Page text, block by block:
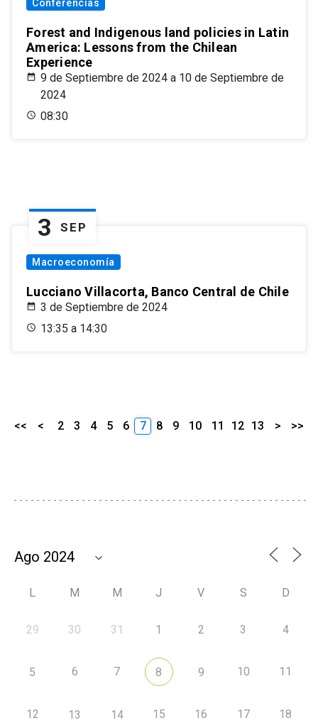
Conferencias
Forest and Indigenous land policies in Latin
America: Lessons from the Chilean
Experience
9 de Septiembre de 2024 a 10 de Septiembre de
2024
08:30
3 SEP
Macroeconomía
Lucciano Villacorta, Banco Central de Chile
3 de Septiembre de 2024
13:35 a 14:30
<< < 2 3 4 5 6 7 8 9 10 11 12 13 > >>
L M M J V S D
29 30 31 1 2 3 4
5 6 7 8 9 10 11
12 13 14 15 16 17 18